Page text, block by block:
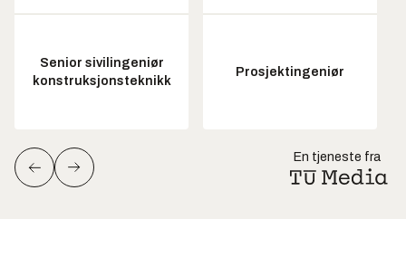
Senior sivilingeniør
konstruksjonsteknikk
Prosjektingeniør
En tjeneste fra